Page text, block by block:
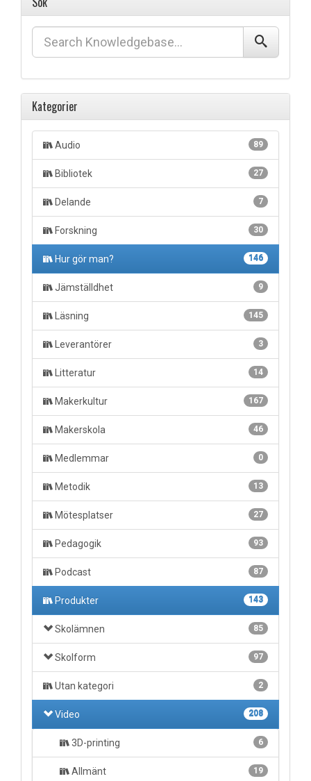
Kategorier
89
Audio
27
Bibliotek
7
Delande
30
Forskning
146
Hur gör man?
9
Jämställdhet
145
Läsning
3
Leverantörer
14
Litteratur
167
Makerkultur
46
Makerskola
0
Medlemmar
13
Metodik
27
Mötesplatser
93
Pedagogik
87
Podcast
143
Produkter
85
Skolämnen
97
Skolform
2
Utan kategori
208
Video
6
3D-printing
19
Allmänt